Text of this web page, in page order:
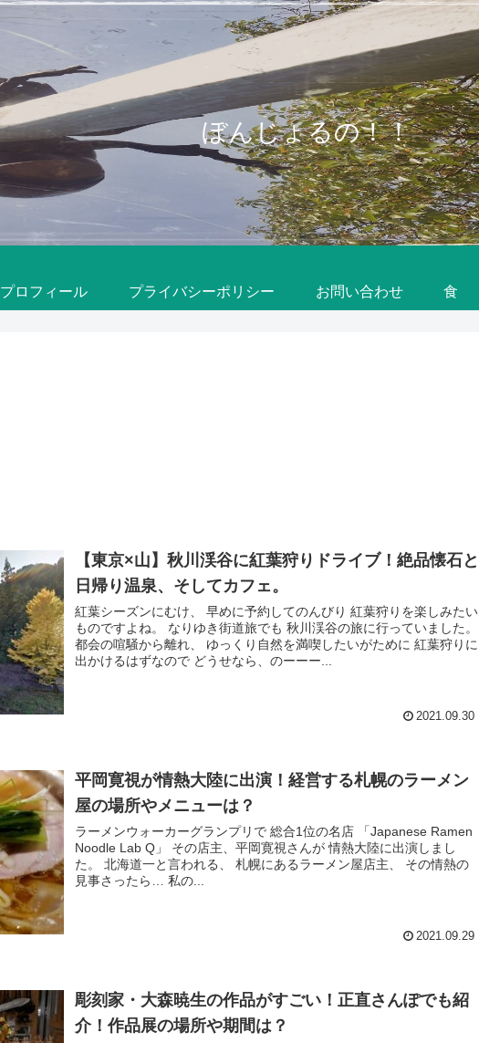
ぼんじょるの！！
プロフィール プライバシーポリシー お問い合わせ 食
【東京×山】秋川渓谷に紅葉狩りドライブ！絶品懐石と
日帰り温泉、そしてカフェ。
紅葉シーズンにむけ、 早めに予約してのんびり 紅葉狩りを楽しみたい
ものですよね。 なりゆき街道旅でも 秋川渓谷の旅に行っていました。
都会の喧騒から離れ、 ゆっくり自然を満喫したいがために 紅葉狩りに
出かけるはずなので どうせなら、のーーー...
2021.09.30
平岡寛視が情熱大陸に出演！経営する札幌のラーメン
屋の場所やメニューは？
ラーメンウォーカーグランプリで 総合1位の名店 「Japanese Ramen
Noodle Lab Q」 その店主、平岡寛視さんが 情熱大陸に出演しまし
た。 北海道一と言われる、 札幌にあるラーメン屋店主、 その情熱の
見事さったら… 私の...
2021.09.29
彫刻家・大森暁生の作品がすごい！正直さんぽでも紹
介！作品展の場所や期間は？